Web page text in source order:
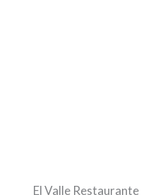
El Valle Restaurante